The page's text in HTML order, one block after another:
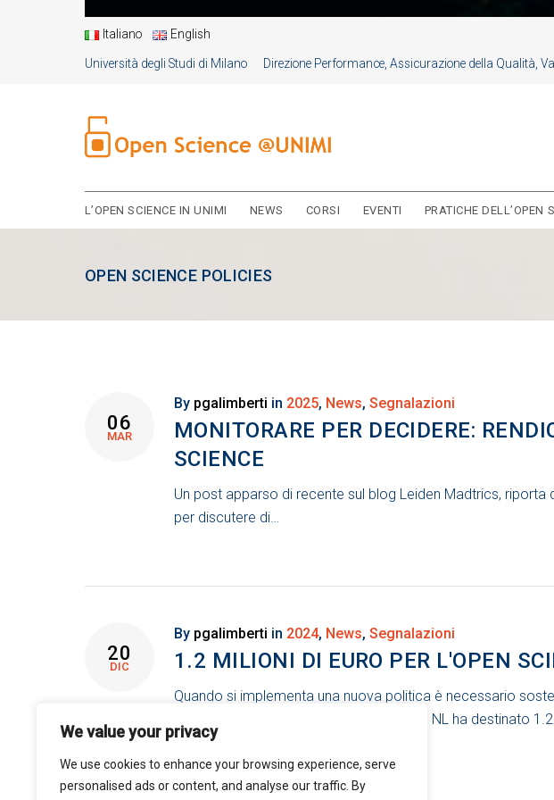
We value your privacy
We use cookies to enhance your browsing experience, serve
personalised ads or content, and analyse our traffic. By
Università degli Studi di Milano Direzione Performance, Assicurazione della Qualità,
Italiano English
L’OPEN SCIENCE IN UNIMI NEWS CORSI EVENTI PRATICHE DELL’OPEN
OPEN SCIENCE POLICIES
TAG:
OPEN
SCIENCE
06
MAR
By pgalimberti in 2025, News, Segnalazioni
MONITORARE PER DECIDERE:
SCIENCE
Un post apparso di recente sul blog Leiden Madtrics, riporta
per discutere di…
20
DIC
By pgalimberti in 2024, News, Segnalazioni
1.2 MILIONI DI EURO PER L'OPEN
Quando si implementa una nuova politica è necessario
attraverso l’Open science steering board NL ha destinato